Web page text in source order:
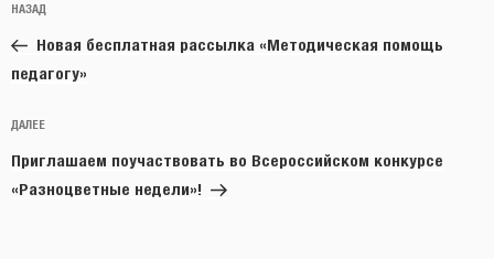
по
записям
Предыдущая
запись:
НАЗАД
Новая бесплатная расcылка «Методическая помощь
педагогу»
Следующая
запись
ДАЛЕЕ
Приглашаем поучаствовать во Всероссийском конкурсе
«Разноцветные недели»!